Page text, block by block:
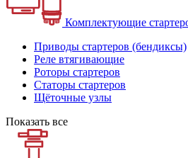
Комплектующие
Приводы стартеров (бендиксы)
Реле втягивающие
Роторы стартеров
Статоры стартеров
Щёточные узлы
Показать все